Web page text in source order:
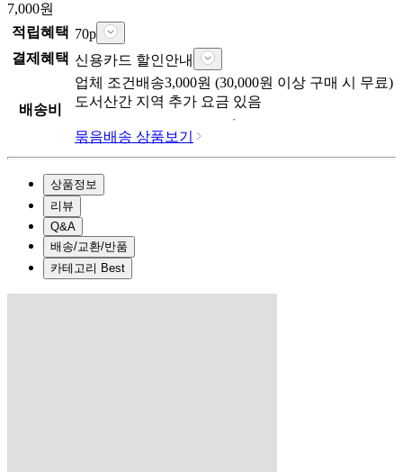
7,000원
적립혜택 70p
결제혜택 신용카드 할인안내
배송비
업체 조건배송3,000원 (30,000원 이상 구매 시 무료)
도서산간 지역 추가 요금 있음
묶음배송 상품보기
상품정보
리뷰
Q&A
배송/교환/반품
카테고리 Best